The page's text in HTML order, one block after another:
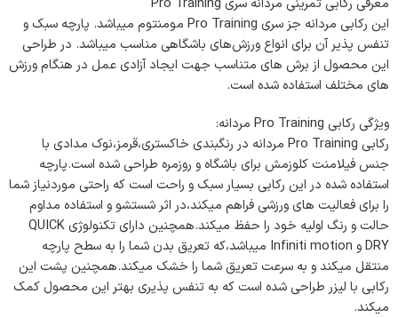
این رکابی مردانه جز سری Pro Training مومنتوم میباشد. پارچه سبک و
تنفس پذیر آن برای انواع ورزش‌های باشگاهی مناسب میباشد. در طراحی
این محصول از برش های متناسب جهت ایجاد آزادی عمل در هنگام ورزش
های مختلف استفاده شده است.
ویژگی رکابی Pro Training مردانه:
رکابی Pro Training مردانه در رنگبندی خاکستری،قرمز،نوک مدادی با
جنس فیلامنت کلوزمش برای باشگاه و روزمره طراحی شده است.پارچه
استفاده شده در این رکابی بسیار سبک و راحت است که راحتی موردنیاز شما
را برای فعالیت های ورزشی فراهم میکند،در اثر شستشو و استفاده مداوم
حالت و رنگ اولیه خود را حفظ میکند.همچنین دارای تکنولوژی QUICK
DRY و Infiniti motion میباشد،که تعریق بدن شما را به سطح پارچه
منتقل میکند و به سرعت تعریق شما را خشک میکند.همچنین پشت این
رکابی با لیزر طراحی شده است که به تنفس پذیری بهتر این محصول کمک
میکند.